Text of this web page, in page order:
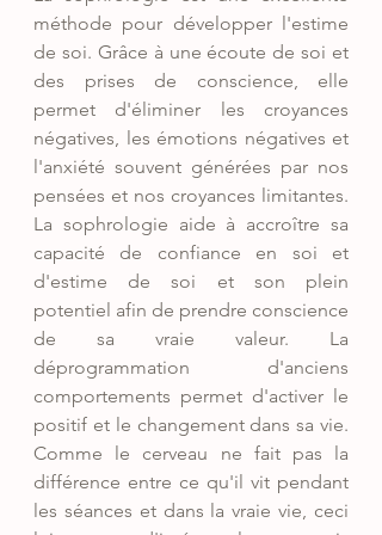
méthode pour développer l'estime
de soi. Grâce à une écoute de soi et
des prises de conscience, elle
permet d'éliminer les croyances
négatives, les émotions négatives et
l'anxiété souvent générées par nos
pensées et nos croyances limitantes.
La sophrologie aide à accroître sa
capacité de confiance en soi et
d'estime de soi et son plein
potentiel afin de prendre conscience
de sa vraie valeur. La
déprogrammation d'anciens
comportements permet d'activer le
positif et le changement dans sa vie.
Comme le cerveau ne fait pas la
différence entre ce qu'il vit pendant
les séances et dans la vraie vie, ceci